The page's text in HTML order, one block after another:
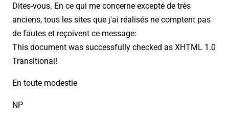
Dites-vous. En ce qui me concerne excepté de très
anciens, tous les sites que j'ai réalisés ne comptent pas
de fautes et reçoivent ce message:
This document was successfully checked as XHTML 1.0
Transitional!
En toute modestie
NP